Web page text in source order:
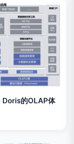
Doris的OLAP体